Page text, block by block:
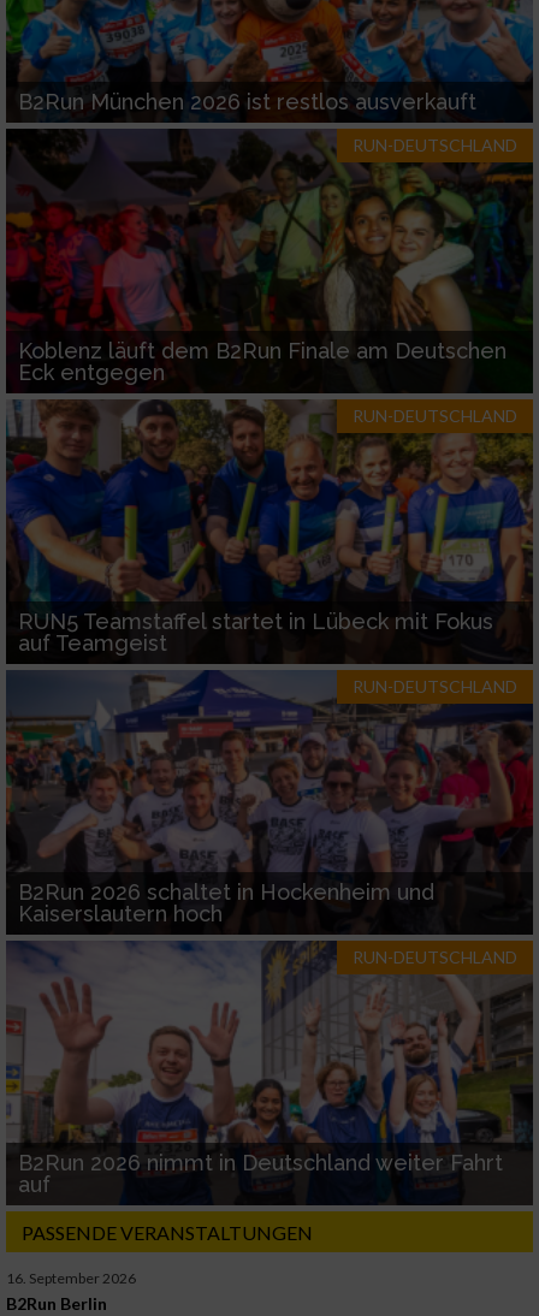
B2Run München 2026 ist restlos ausverkauft
RUN-DEUTSCHLAND
Koblenz läuft dem B2Run Finale am Deutschen
Eck entgegen
RUN-DEUTSCHLAND
RUN5 Teamstaffel startet in Lübeck mit Fokus
auf Teamgeist
RUN-DEUTSCHLAND
B2Run 2026 schaltet in Hockenheim und
Kaiserslautern hoch
RUN-DEUTSCHLAND
B2Run 2026 nimmt in Deutschland weiter Fahrt
auf
PASSENDE VERANSTALTUNGEN
16. September 2026
B2Run Berlin